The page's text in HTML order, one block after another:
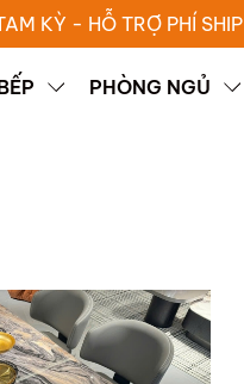
KỲ - HỖ TRỢ PHÍ
PHÒNG NGỦ